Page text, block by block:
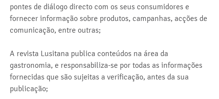
pontes de diálogo directo com os seus consumidores e
fornecer informação sobre produtos, campanhas, acções de
comunicação, entre outras;
A revista Lusitana publica conteúdos na área da
gastronomia, e responsabiliza-se por todas as informações
fornecidas que são sujeitas a verificação, antes da sua
publicação;